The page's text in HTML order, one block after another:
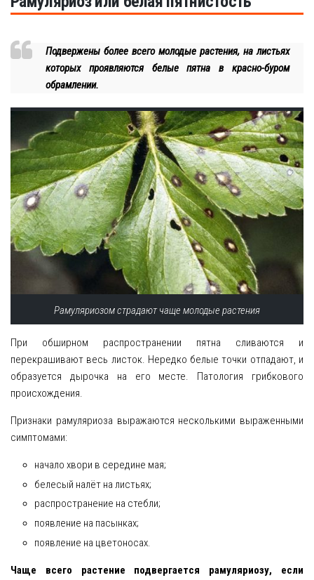
Подвержены более всего молодые растения, на листьях
которых проявляются белые пятна в красно-буром
обрамлении.
Рамуляриозом страдают чаще молодые растения
При обширном распространении пятна сливаются и
перекрашивают весь листок. Нередко белые точки отпадают, и
образуется дырочка на его месте. Патология грибкового
происхождения.
Признаки рамуляриоза выражаются несколькими выраженными
симптомами:
начало хвори в середине мая;
белесый налёт на листьях;
распространение на стебли;
появление на пасынках;
появление на цветоносах.
Чаще всего растение подвергается рамуляриозу, если